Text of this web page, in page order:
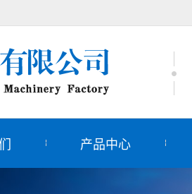
产品中心